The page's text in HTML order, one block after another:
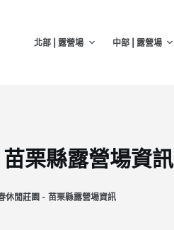
北部 | 露營場 中部 | 露營場
栗縣露營場資訊
休閒莊園 - 苗栗縣露營場資訊